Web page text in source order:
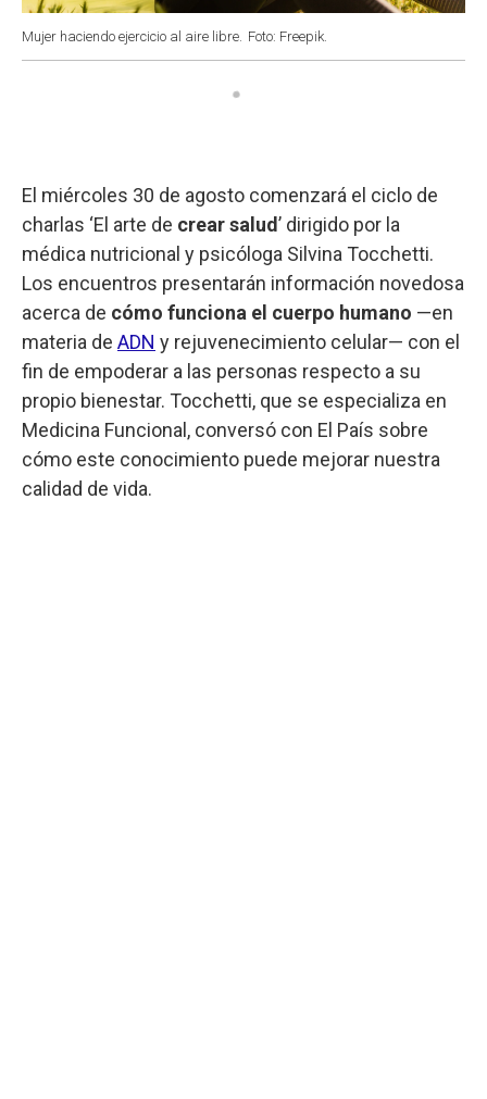
Mujer haciendo ejercicio al aire libre. Foto: Freepik.
El miércoles 30 de agosto comenzará el ciclo de
charlas ‘El arte de crear salud’ dirigido por la
médica nutricional y psicóloga Silvina Tocchetti.
Los encuentros presentarán información novedosa
acerca de cómo funciona el cuerpo humano —en
materia de ADN y rejuvenecimiento celular— con el
fin de empoderar a las personas respecto a su
propio bienestar. Tocchetti, que se especializa en
Medicina Funcional, conversó con El País sobre
cómo este conocimiento puede mejorar nuestra
calidad de vida.